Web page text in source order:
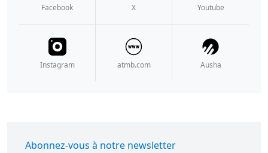
Facebook X Youtube
Instagram atmb.com Ausha
Abonnez-vous à notre newsletter